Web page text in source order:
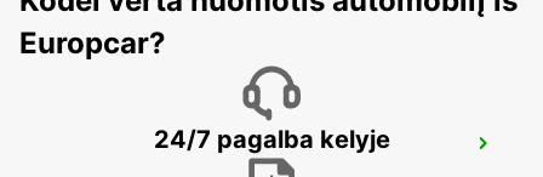
OHRID METROPOL LAKE RESORT
Europcar?
24/7 pagalba kelyje